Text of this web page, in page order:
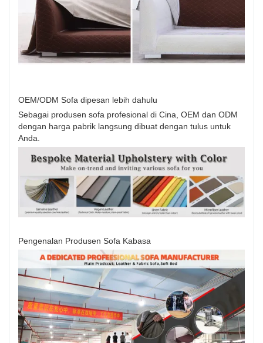
OEM/ODM Sofa dipesan lebih dahulu
Sebagai produsen sofa profesional di Cina, OEM dan ODM
dengan harga pabrik langsung dibuat dengan tulus untuk
Anda.
Pengenalan Produsen Sofa Kabasa